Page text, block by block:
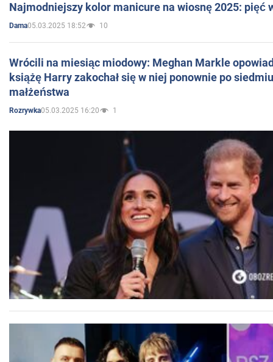
Najmodniejszy kolor manicure na wiosnę 2025: pięć
Dama05.03.2025 18:52 10
Wrócili na miesiąc miodowy: Meghan Markle
książę Harry zakochał się w niej ponownie po
małżeństwa
Rozrywka05.03.2025 16:20 1